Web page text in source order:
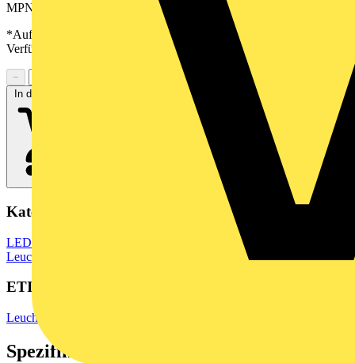
MPN: WIL-SCHWENKHALTER
*Auf Anfrage verfügbar - bitte in den Warenkorb legen, um
Verfügbarkeit zu prüfen
−
+
In den Warenkorb
Kategorien
LED Beleuchtung & Leuchten LED Beleuchtung
Leuchtmittel
ETIM Group
Leuchtenzubehör
Spezifikationen